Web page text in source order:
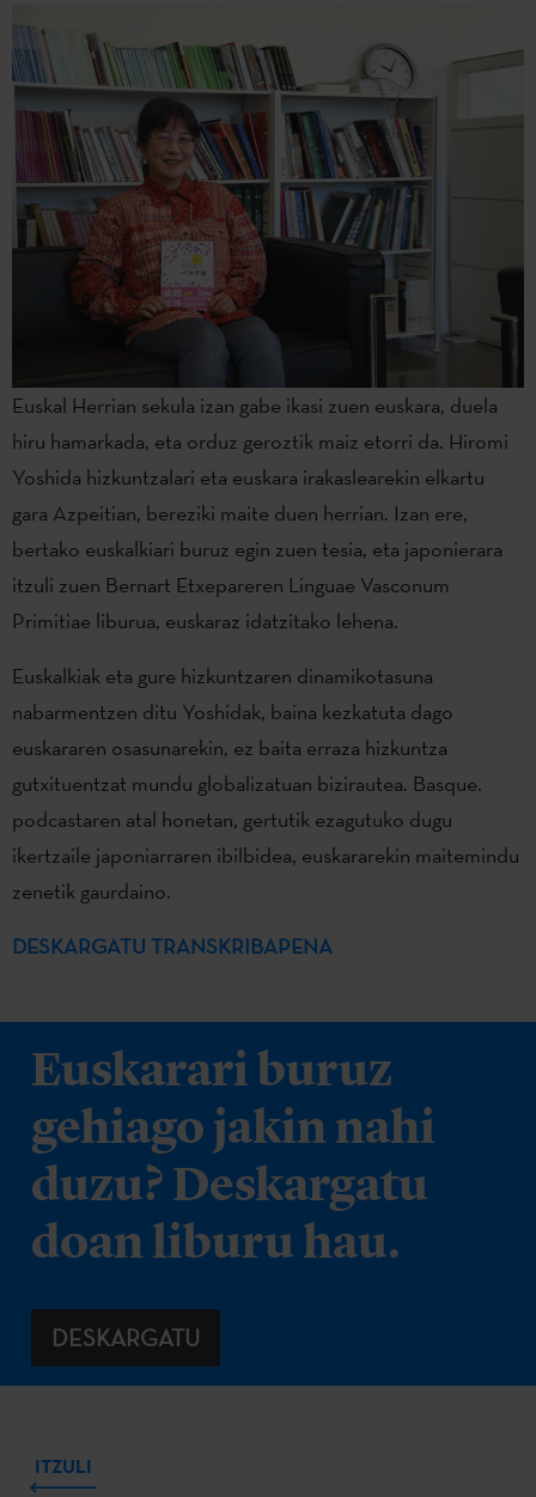
Euskal Herrian sekula izan gabe ikasi zuen euskara, duela
hiru hamarkada, eta orduz geroztik maiz etorri da. Hiromi
Yoshida hizkuntzalari eta euskara irakaslearekin elkartu
gara Azpeitian, bereziki maite duen herrian. Izan ere,
bertako euskalkiari buruz egin zuen tesia, eta japonierara
itzuli zuen Bernart Etxepareren Linguae Vasconum
Primitiae liburua, euskaraz idatzitako lehena.
Euskalkiak eta gure hizkuntzaren dinamikotasuna
nabarmentzen ditu Yoshidak, baina kezkatuta dago
euskararen osasunarekin, ez baita erraza hizkuntza
gutxituentzat mundu globalizatuan bizirautea. Basque.
podcastaren atal honetan, gertutik ezagutuko dugu
ikertzaile japoniarraren ibilbidea, euskararekin maitemindu
zenetik gaurdaino.
DESKARGATU TRANSKRIBAPENA
Euskarari buruz
gehiago jakin nahi
duzu? Deskargatu
doan liburu hau.
DESKARGATU
ITZULI